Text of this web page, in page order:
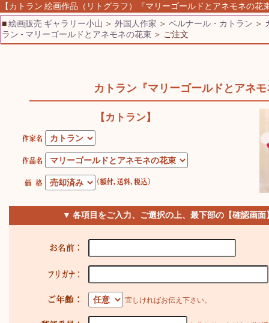
【カトラン 絵画作品（リトグラフ）『マリーゴールドとアネモネの花
■絵画販売 ギャラリー小山 ＞ 外国人作家 ＞ ベルナール・カトラン ＞
ラン - マリーゴールドとアネモネの花束 ＞ ご注文
カトラン『マリーゴールドとアネ
【カトラン】
▼ 各項目をご入力、ご選択の上、最下部の【確認画
宜しければお伝え下さい。